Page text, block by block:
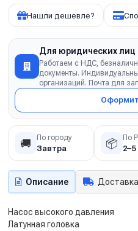
Нашли дешевле?
Для юридических лиц
Работаем с НДС,
документы.
организаций. Почта для
🚚 По городу
Завтра 📦 По
Описание Доставка
Насос высокого давления
Латунная головка